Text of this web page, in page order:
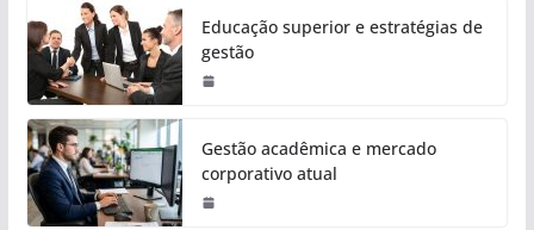
Educação superior e estratégias de
gestão
Gestão acadêmica e mercado
corporativo atual